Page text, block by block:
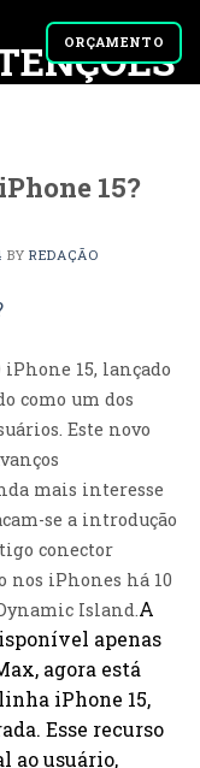
ORÇAMENTO
15?
BYREDAÇÃO
iPhone 15, lançado
como um dos
Este novo
mais interesse
se a introdução
conector
iPhones há 10
Island.A
apenas
agora está
iPhone 15,
Esse recurso
ao usuário,